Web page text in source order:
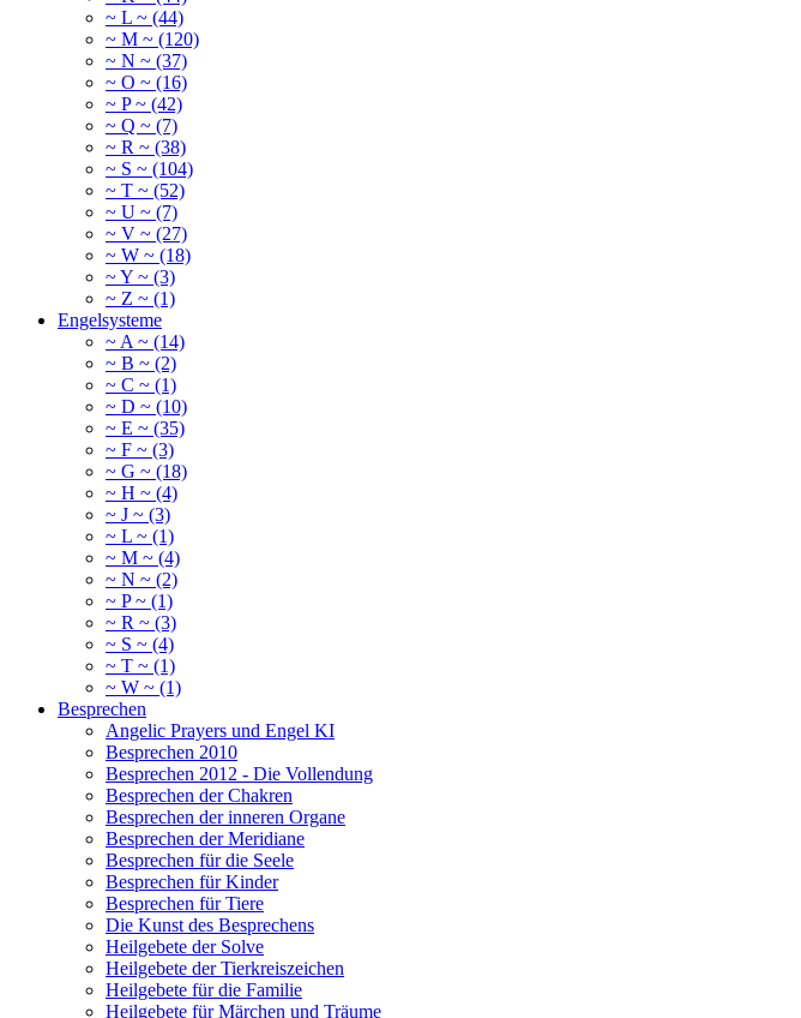
~ L ~ (44)
~ M ~ (120)
~ N ~ (37)
~ O ~ (16)
~ P ~ (42)
~ Q ~ (7)
~ R ~ (38)
~ S ~ (104)
~ T ~ (52)
~ U ~ (7)
~ V ~ (27)
~ W ~ (18)
~ Y ~ (3)
~ Z ~ (1)
Engelsysteme
~ A ~ (14)
~ B ~ (2)
~ C ~ (1)
~ D ~ (10)
~ E ~ (35)
~ F ~ (3)
~ G ~ (18)
~ H ~ (4)
~ J ~ (3)
~ L ~ (1)
~ M ~ (4)
~ N ~ (2)
~ P ~ (1)
~ R ~ (3)
~ S ~ (4)
~ T ~ (1)
~ W ~ (1)
Besprechen
Angelic Prayers und Engel KI
Besprechen 2010
Besprechen 2012 - Die Vollendung
Besprechen der Chakren
Besprechen der inneren Organe
Besprechen der Meridiane
Besprechen für die Seele
Besprechen für Kinder
Besprechen für Tiere
Die Kunst des Besprechens
Heilgebete der Solve
Heilgebete der Tierkreiszeichen
Heilgebete für die Familie
Heilgebete für Märchen und Träume